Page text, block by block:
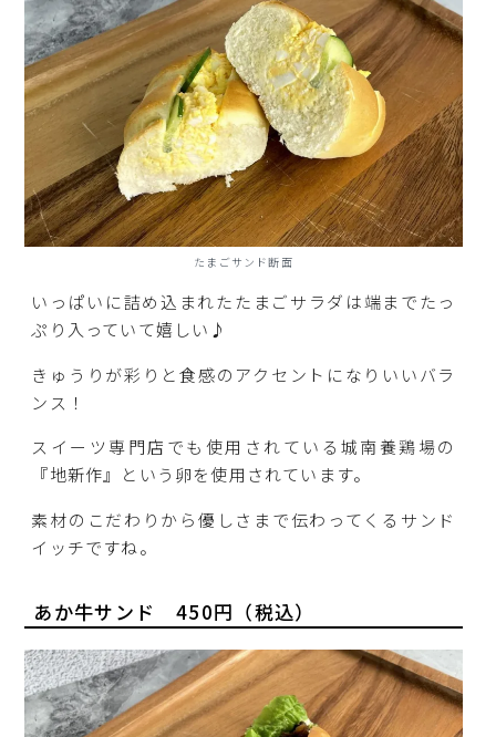
たまごサンド断面
いっぱいに詰め込まれたたまごサラダは端までたっ
ぷり入っていて嬉しい♪
きゅうりが彩りと食感のアクセントになりいいバラ
ンス！
スイーツ専門店でも使用されている城南養鶏場の
『地新作』という卵を使用されています。
素材のこだわりから優しさまで伝わってくるサンド
イッチですね。
あか牛サンド 450円（税込）